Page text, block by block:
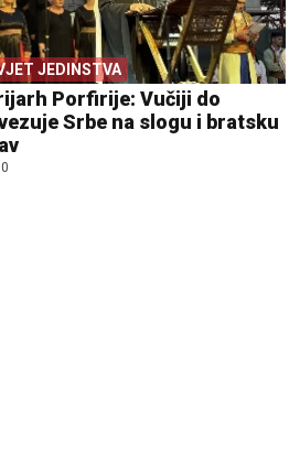
JEDINSTVA
Porfirije: Vučiji do
Srbe na slogu i bratsku
0